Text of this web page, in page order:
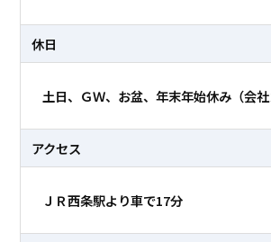
休日
土日、ＧＷ、お盆、年末年始休み（会社
アクセス
ＪＲ西条駅より車で17分